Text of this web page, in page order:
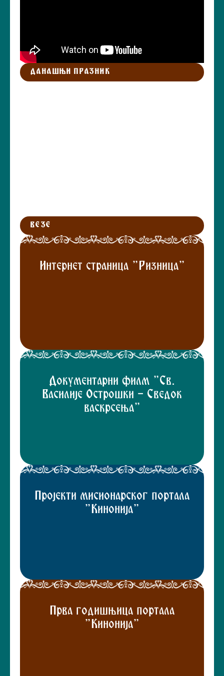
ДАНАШЊИ ПРАЗНИК
ВЕЗЕ
Интернет страница "Ризница"
Документарни филм "Св.
Василије Острошки - Сведок
васкрсења"
Пројекти мисионарског портала
"Кинонија"
Прва годишњица портала
"Кинонија"